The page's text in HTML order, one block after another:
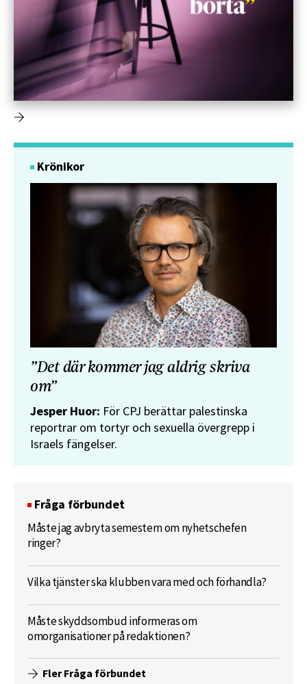
Krönikor
”Det där kommer jag aldrig skriva
om”
Jesper Huor: För CPJ berättar palestinska
reportrar om tortyr och sexuella övergrepp i
Israels fängelser.
Fråga förbundet
Måste jag avbryta semestern om nyhetschefen
ringer?
Vilka tjänster ska klubben vara med och förhandla?
Måste skyddsombud informeras om
omorganisationer på redaktionen?
Fler Fråga förbundet